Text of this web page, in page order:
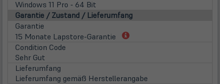
Windows 11 Pro - 64 Bit
Garantie / Zustand / Lieferumfang
Garantie
15 Monate Lapstore-Garantie
(öffnet
Condition Code
Sehr Gut
Lieferumfang
Lieferumfang gemäß Herstellerangabe